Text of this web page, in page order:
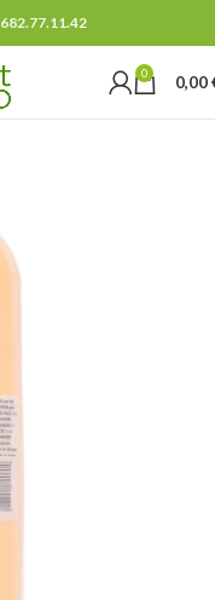
682.77.11.42
0 0,00